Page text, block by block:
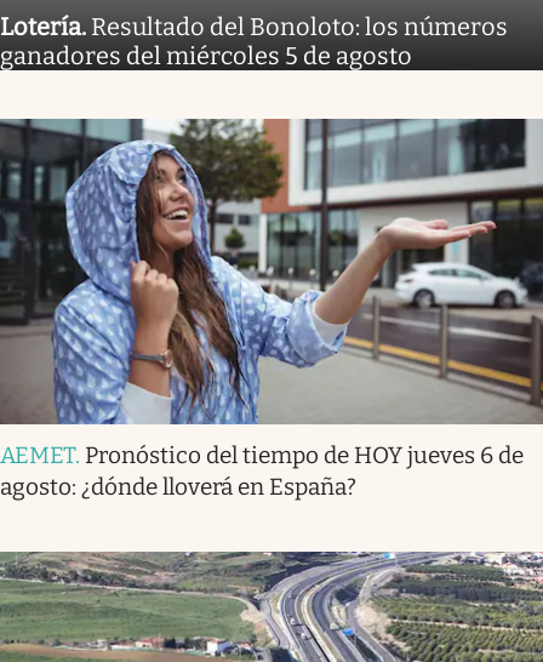
Lotería. Resultado del Bonoloto: los números
ganadores del miércoles 5 de agosto
AEMET. Pronóstico del tiempo de HOY jueves 6 de
agosto: ¿dónde lloverá en España?